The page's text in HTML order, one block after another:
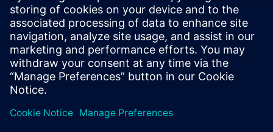
De test heeft10 vragen.
Er is
geen tijdslimiet
Als umeer dan 70% correctantwoordt, bent u klaar om
aan de cursus deel te nemen.
Als uminder dan 70%scoort, raden wij u aan het
curriculum Process Control Technology for Beginners
leren om uw basis op te bouwen.